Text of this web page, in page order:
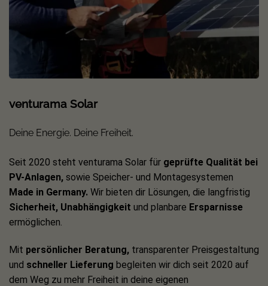
venturama Solar
Deine Energie. Deine Freiheit.
Seit 2020 steht venturama Solar für geprüfte Qualität bei
PV-Anlagen, sowie Speicher- und Montagesystemen
Made in Germany. Wir bieten dir Lösungen, die langfristig
Sicherheit, Unabhängigkeit und planbare Ersparnisse
ermöglichen.
Mit persönlicher Beratung, transparenter Preisgestaltung
und schneller Lieferung begleiten wir dich seit 2020 auf
dem Weg zu mehr Freiheit in deine eigenen